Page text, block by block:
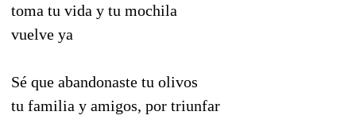
toma tu vida y tu mochila
vuelve ya
Sé que abandonaste tu olivos
tu familia y amigos, por triunfar